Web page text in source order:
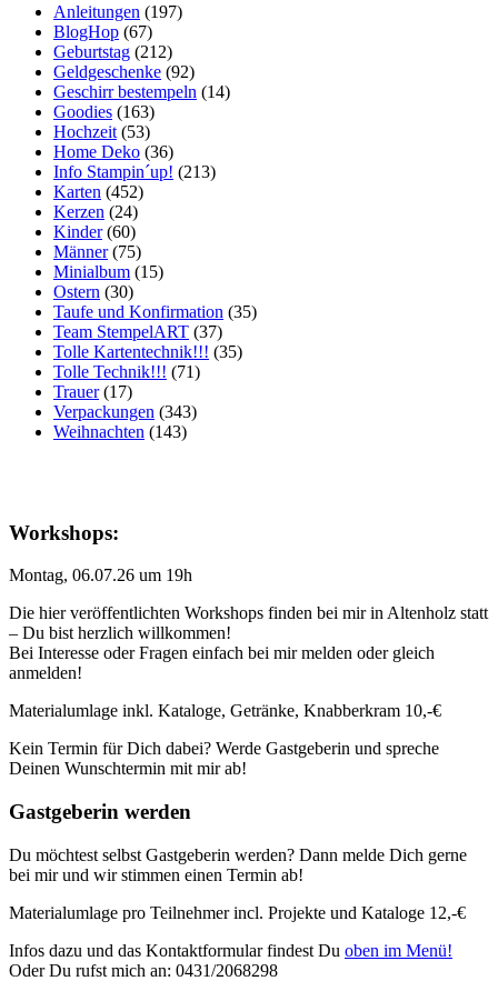
Anleitungen (197)
BlogHop (67)
Geburtstag (212)
Geldgeschenke (92)
Geschirr bestempeln (14)
Goodies (163)
Hochzeit (53)
Home Deko (36)
Info Stampin´up! (213)
Karten (452)
Kerzen (24)
Kinder(60)
Männer(75)
Minialbum (15)
Ostern (30)
Taufe und Konfirmation (35)
Team StempelART (37)
Tolle Kartentechnik!!! (35)
Tolle Technik!!! (71)
Trauer(17)
Verpackungen (343)
Weihnachten (143)
Workshops:
Montag, 06.07.26 um 19h
Die hier veröffentlichten Workshops finden bei mir in Altenholz statt
– Du bist herzlich willkommen!
Bei Interesse oder Fragen einfach bei mir melden oder gleich
anmelden!
Materialumlage inkl. Kataloge, Getränke, Knabberkram 10,-€
Kein Termin für Dich dabei? Werde Gastgeberin und spreche
Deinen Wunschtermin mit mir ab!
Gastgeberin werden
Du möchtest selbst Gastgeberin werden? Dann melde Dich gerne
bei mir und wir stimmen einen Termin ab!
Materialumlage pro Teilnehmer incl. Projekte und Kataloge 12,-€
Infos dazu und das Kontaktformular findest Du oben im Menü!
Oder Du rufst mich an: 0431/2068298